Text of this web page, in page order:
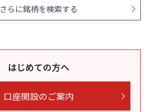
さらに銘柄を検索する
はじめての方へ
口座開設のご案内